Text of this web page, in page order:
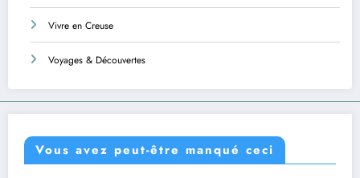
Vivre en Creuse
Voyages & Découvertes
Vous avez peut-être manqué ceci